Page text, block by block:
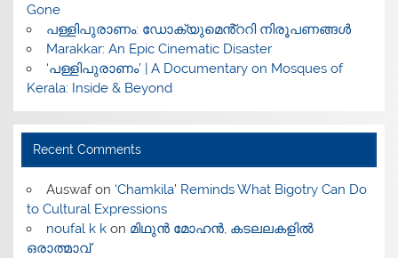
Gone
പള്ളിപുരാണം: ഡോക്യുമെൻ്ററി നിരൂപണങ്ങൾ
Marakkar: An Epic Cinematic Disaster
‘പള്ളിപുരാണം’ | A Documentary on Mosques of
Kerala: Inside & Beyond
Recent Comments
Auswafon ‘Chamkila’ Reminds What Bigotry Can Do
to Cultural Expressions
noufal k kon മിഥുൻ മോഹൻ, കടലലകളിൽ
ഒരാത്മാവ്